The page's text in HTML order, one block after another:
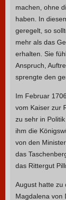
machen, ohne
haben. In
geregelt, so
mehr als das
erhalten. Sie
Anspruch,
sprengte den
Im Februar
vom Kaiser zur
zu sehr in
ihm die
von den
das
das Rittergut
August hatte zu
Magdalena von